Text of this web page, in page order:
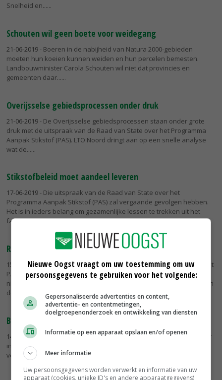
Snelheid en...
Schouten wil geen boete voor weidegang
21-06-2019- Boeren in de nabijheid van Natura 2000-gebieden
moeten hun koeien kunnen weiden en hun percelen bemesten.
Landbouwminister Carola Schouten wil niet dat provincies en
gemeenten daar...
Overijsselse gebiedsprocessen onder druk
21-06-2019- De Overijsselse gebiedsprocessen staan onder grote
druk met de uitspraak van de Raad van State over het Programma
Aanpak Stikstof (PAS). LTO Noord dringt aan op een snelle analyse
wat de...
Stikstofbeleid moet aandeel leveren
17-06-2019- Die uitspraak van de Raad van State over het
Programma Aanpak Stikstof (PAS) zal vergaande gevolgen hebben.
Het is in ieders belang om gezamenlijke lessen te trekken uit het
falende PAS,...
Regio weer aan zet na PAS-debacle
15-06-2019- LTO Noord-regio West beraadt zich op stappen die in het
PAS-dossier kunnen worden gezet op afdelings- en provinciaal
niveau. Zodra LTO Nederland met een strategie komt, wil LTO West in
de...
Brabant blijft op ramkoers met veehouderijbeleid
14-06-2019
- De nieuwe Brabantse coalitie wijkt niet af van de eerder
ingezette ramkoers voor de veehouderij in die provincie. Dat stelt
voorzitter Linda Janssen van Producenten Organisatie...
Nieuwe Oogst vraagt om uw toestemming om uw
persoonsgegevens te gebruiken voor het volgende:
Gepersonaliseerde advertenties en content,
advertentie- en contentmetingen,
doelgroepenonderzoek en ontwikkeling van diensten
Informatie op een apparaat opslaan en/of openen
Meer informatie
Uw persoonsgegevens worden verwerkt en informatie van uw
apparaat (cookies, unieke ID's en andere apparaatgegevens)